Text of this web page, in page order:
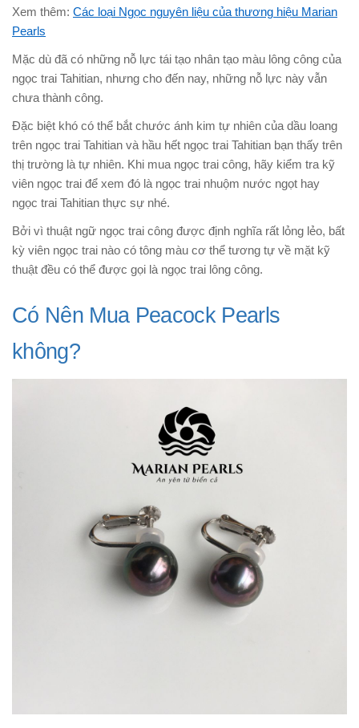
Xem thêm: Các loại Ngọc nguyên liệu của thương hiệu Marian
Pearls
Mặc dù đã có những nỗ lực tái tạo nhân tạo màu lông công của
ngọc trai Tahitian, nhưng cho đến nay, những nỗ lực này vẫn
chưa thành công.
Đặc biệt khó có thể bắt chước ánh kim tự nhiên của dầu loang
trên ngọc trai Tahitian và hầu hết ngọc trai Tahitian bạn thấy trên
thị trường là tự nhiên. Khi mua ngọc trai công, hãy kiểm tra kỹ
viên ngọc trai để xem đó là ngọc trai nhuộm nước ngọt hay
ngọc trai Tahitian thực sự nhé.
Bởi vì thuật ngữ ngọc trai công được định nghĩa rất lỏng lẻo, bất
kỳ viên ngọc trai nào có tông màu cơ thể tương tự về mặt kỹ
thuật đều có thể được gọi là ngọc trai lông công.
Có Nên Mua Peacock Pearls
không?